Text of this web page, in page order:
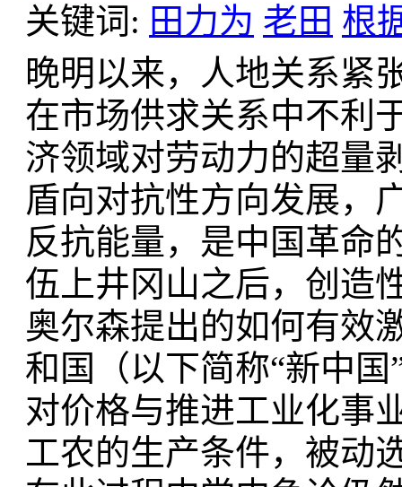
关键词: 田力为 老田 根
晚明以来，人地关系紧
在市场供求关系中不利
济领域对劳动力的超量
盾向对抗性方向发展，
反抗能量，是中国革命
伍上井冈山之后，创造
奥尔森提出的如何有效
和国（以下简称“新中
对价格与推进工业化事
工农的生产条件，被动